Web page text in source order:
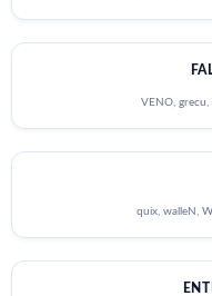
VENO, grecu,
quix, walleN,